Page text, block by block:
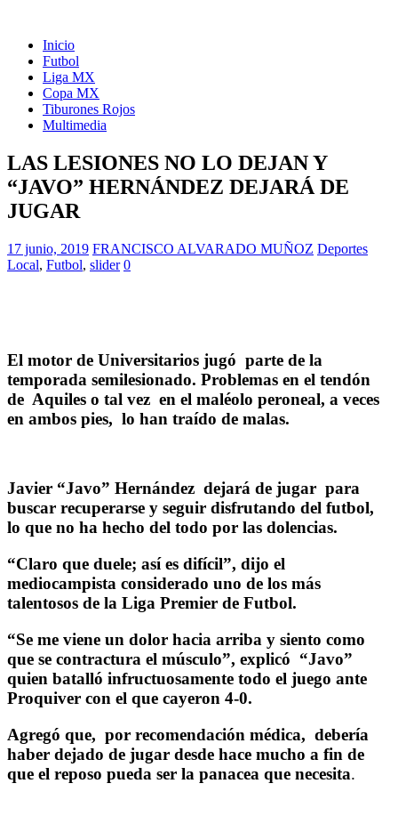
Inicio
Futbol
Liga MX
Copa MX
Tiburones Rojos
Multimedia
LAS LESIONES NO LO DEJAN Y
“JAVO” HERNÁNDEZ DEJARÁ DE
JUGAR
17 junio, 2019 FRANCISCO ALVARADO MUÑOZ Deportes
Local, Futbol, slider 0
El motor de Universitarios jugó parte de la
temporada semilesionado. Problemas en el tendón
de Aquiles o tal vez en el maléolo peroneal, a veces
en ambos pies, lo han traído de malas.
Javier “Javo” Hernández dejará de jugar para
buscar recuperarse y seguir disfrutando del futbol,
lo que no ha hecho del todo por las dolencias.
“Claro que duele; así es difícil”, dijo el
mediocampista considerado uno de los más
talentosos de la Liga Premier de Futbol.
“Se me viene un dolor hacia arriba y siento como
que se contractura el músculo”, explicó “Javo”
quien batalló infructuosamente todo el juego ante
Proquiver con el que cayeron 4-0.
Agregó que, por recomendación médica, debería
haber dejado de jugar desde hace mucho a fin de
que el reposo pueda ser la panacea que necesita.